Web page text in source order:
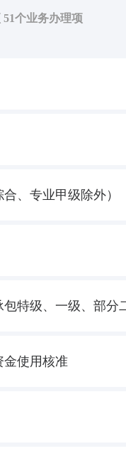
51个业务办理项
、专业甲级除外）
特级、一级、部分
金使用核准